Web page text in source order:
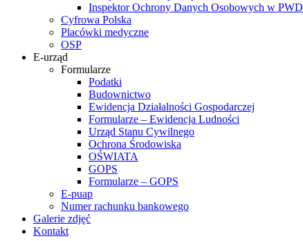
Inspektor Ochrony Danych Osobowych w PWD
Cyfrowa Polska
Placówki medyczne
OSP
E-urząd
Formularze
Podatki
Budownictwo
Ewidencja Działalności Gospodarczej
Formularze – Ewidencja Ludności
Urząd Stanu Cywilnego
Ochrona Środowiska
OŚWIATA
GOPS
Formularze – GOPS
E-puap
Numer rachunku bankowego
Galerie zdjęć
Kontakt